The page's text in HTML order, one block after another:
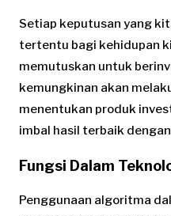
Setiap keputusan yang
tertentu bagi kehidupan
memutuskan untuk
kemungkinan akan
menentukan produk
imbal hasil terbaik
Fungsi Dalam
Penggunaan algoritma